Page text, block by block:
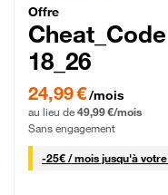
Cheat_Code
Offre
Cheat_Code
18_26
24,99 € par mois pendant 0
24,99 €/mois
au lieu de 49,99 €/mois
Sans engagement
-25€ / mois25 € par mois
jusqu'à